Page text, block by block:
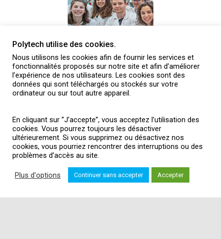
Après le PeiP
Polytech utilise des cookies.
Nous utilisons les cookies afin de fournir les services et
fonctionnalités proposés sur notre site et afin d’améliorer
l’expérience de nos utilisateurs. Les cookies sont des
données qui sont téléchargés ou stockés sur votre
ordinateur ou sur tout autre appareil.
En cliquant sur ”J’accepte”, vous acceptez l’utilisation des
cookies. Vous pourrez toujours les désactiver
ultérieurement. Si vous supprimez ou désactivez nos
cookies, vous pourriez rencontrer des interruptions ou des
problèmes d’accès au site.
Plus d'options Continuer sans accepter Accepter